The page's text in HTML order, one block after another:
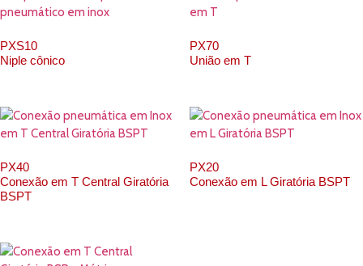
PXS10
Niple cônico
PX70
União em T
PX40
Conexão em T Central Giratória
BSPT
PX20
Conexão em L Giratória BSPT